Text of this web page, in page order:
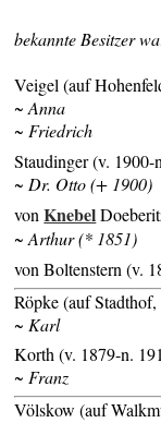
bekannte Besitzer
Veigel (auf
~ Anna
~ Friedrich
Staudinger (v. 1900-
~ Dr. Otto (+ 1900)
vonKnebel
~ Arthur (* 1851)
von Boltenstern (v.
Röpke (auf
~ Karl
Korth (v. 1879-n.
~ Franz
Völskow (auf